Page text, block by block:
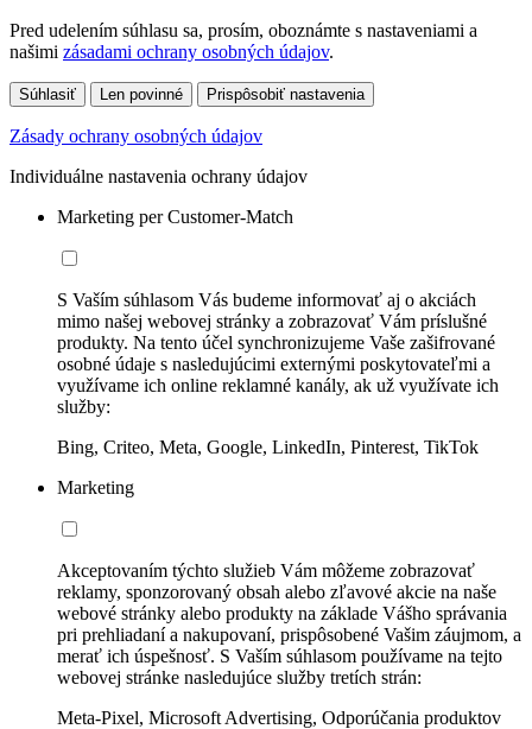
Pred udelením súhlasu sa, prosím, oboznámte s nastaveniami a
našimi zásadami ochrany osobných údajov.
Súhlasiť Len povinné Prispôsobiť nastavenia
Zásady ochrany osobných údajov
Individuálne nastavenia ochrany údajov
Marketing per Customer-Match
S Vaším súhlasom Vás budeme informovať aj o akciách
mimo našej webovej stránky a zobrazovať Vám príslušné
produkty. Na tento účel synchronizujeme Vaše zašifrované
osobné údaje s nasledujúcimi externými poskytovateľmi a
využívame ich online reklamné kanály, ak už využívate ich
služby:
Bing, Criteo, Meta, Google, LinkedIn, Pinterest, TikTok
Marketing
Akceptovaním týchto služieb Vám môžeme zobrazovať
reklamy, sponzorovaný obsah alebo zľavové akcie na naše
webové stránky alebo produkty na základe Vášho správania
pri prehliadaní a nakupovaní, prispôsobené Vašim záujmom, a
merať ich úspešnosť. S Vaším súhlasom používame na tejto
webovej stránke nasledujúce služby tretích strán:
Meta-Pixel, Microsoft Advertising, Odporúčania produktov